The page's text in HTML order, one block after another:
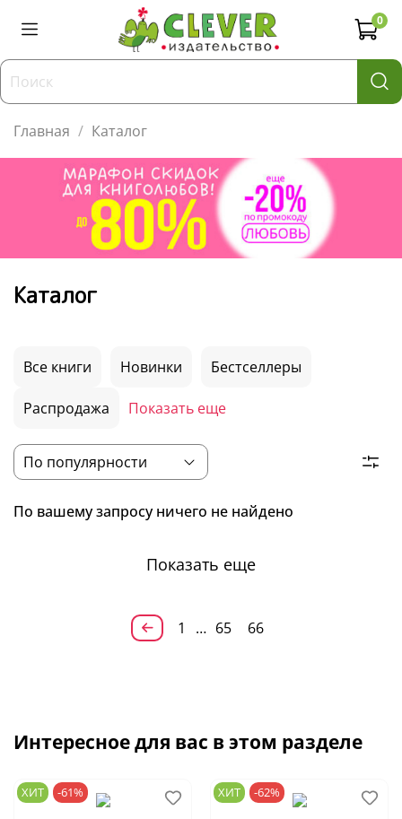
0
Главная Каталог
Каталог
Все книги Новинки Бестселлеры
Распродажа Показать еще
По вашему запросу ничего не найдено
Показать еще
1 … 65 66
Интересное для вас в этом разделе
ХИТ -61% ХИТ -62%